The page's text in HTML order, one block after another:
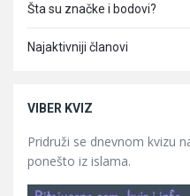
Šta su značke i bodovi?
Najaktivniji članovi
VIBER KVIZ
Pridruži se dnevnom kvizu
ponešto iz islama.